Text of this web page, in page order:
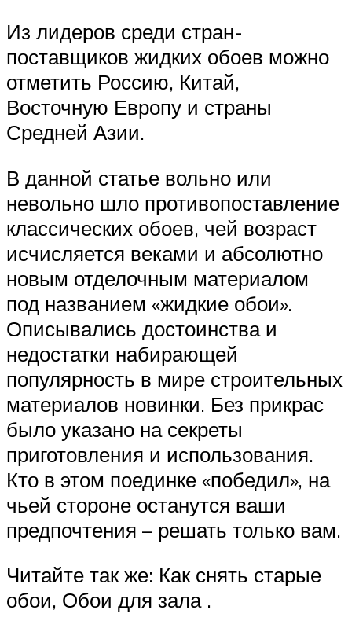
Из лидеров среди стран-
поставщиков жидких обоев можно
отметить Россию, Китай,
Восточную Европу и страны
Средней Азии.
В данной статье вольно или
невольно шло противопоставление
классических обоев, чей возраст
исчисляется веками и абсолютно
новым отделочным материалом
под названием «жидкие обои».
Описывались достоинства и
недостатки набирающей
популярность в мире строительных
материалов новинки. Без прикрас
было указано на секреты
приготовления и использования.
Кто в этом поединке «победил», на
чьей стороне останутся ваши
предпочтения – решать только вам.
Читайте так же: Как снять старые
обои, Обои для зала .